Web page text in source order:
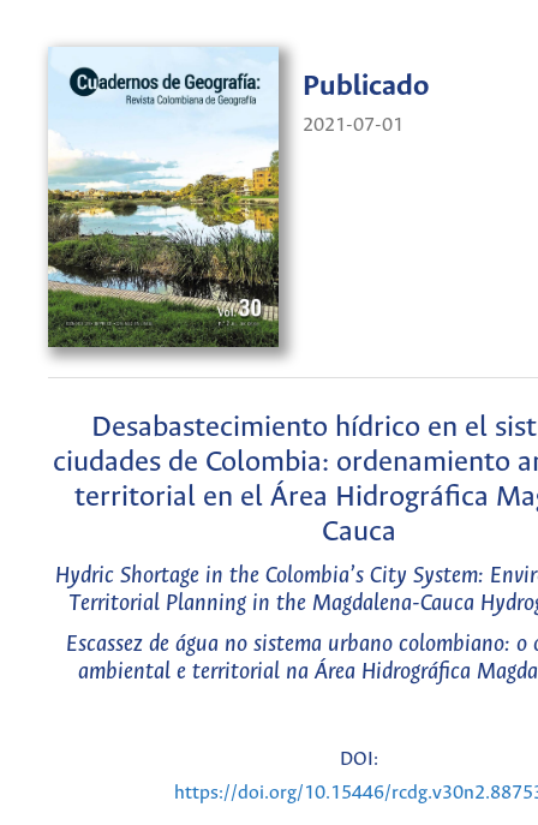
Publicado
2021-07-01
Desabastecimiento hídrico en el
ciudades de Colombia: ordenamiento
territorial en el Área Hidrográfica
Cauca
Hydric Shortage in the Colombia’s City System:
Territorial Planning in the Magdalena-Cauca
Escassez de água no sistema urbano colombiano: o
ambiental e territorial na Área Hidrográfica
DOI:
https://doi.org/10.15446/